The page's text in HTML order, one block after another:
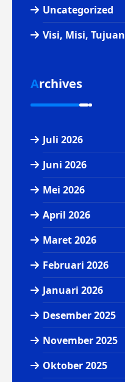
Uncategorized
Visi, Misi, Tujuan
Archives
Juli 2026
Juni 2026
Mei 2026
April 2026
Maret 2026
Februari 2026
Januari 2026
Desember 2025
November 2025
Oktober 2025